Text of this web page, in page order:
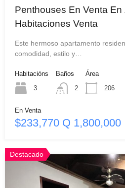
Penthouses En Venta En
Habitaciones Venta
Este hermoso apartamento
comodidad, estilo y…
Habitacións
3
Baños
2
Área
206
En Venta
$233,770 Q 1,800,000
Destacado